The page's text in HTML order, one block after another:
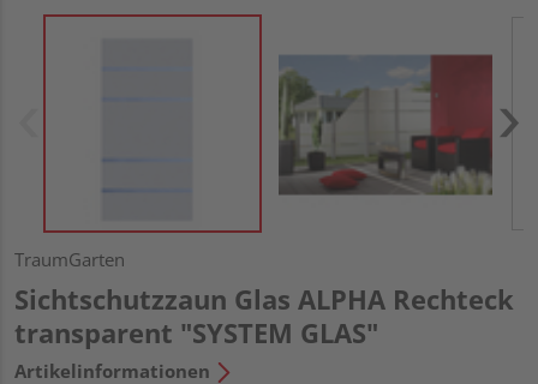
TraumGarten
Sichtschutzzaun Glas ALPHA Rechteck
transparent "SYSTEM GLAS"
Artikelinformationen